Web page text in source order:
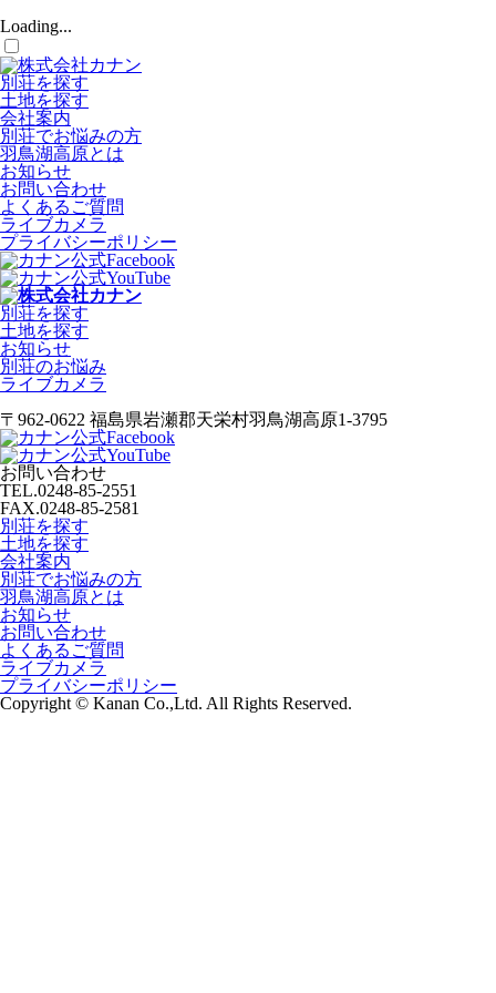
Loading...
別荘を探す
土地を探す
会社案内
別荘でお悩みの方
羽鳥湖高原とは
お知らせ
お問い合わせ
よくあるご質問
ライブカメラ
プライバシーポリシー
別荘を探す
土地を探す
お知らせ
別荘のお悩み
ライブカメラ
〒962-0622 福島県岩瀬郡天栄村羽鳥湖高原1-3795
お問い合わせ
TEL.0248-85-2551
FAX.0248-85-2581
別荘を探す
土地を探す
会社案内
別荘でお悩みの方
羽鳥湖高原とは
お知らせ
お問い合わせ
よくあるご質問
ライブカメラ
プライバシーポリシー
Copyright © Kanan Co.,Ltd. All Rights Reserved.